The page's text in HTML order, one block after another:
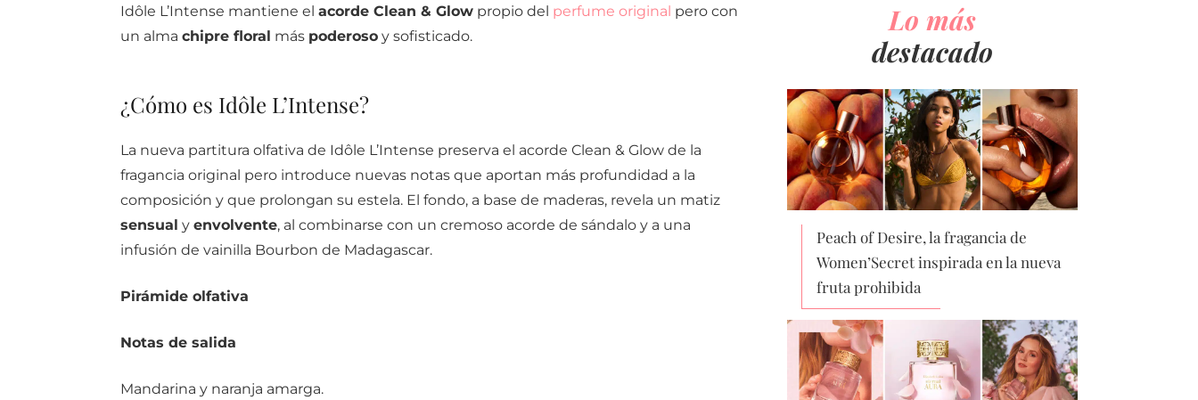
Idôle L’Intense mantiene el acorde Clean & Glowpropio del perfume original pero con
un alma chipre floral más poderosoy sofisticado.
¿Cómo es Idôle L’Intense?
La nueva partitura olfativa de Idôle L’Intense preserva el acorde Clean & Glow de la
fragancia original pero introduce nuevas notas que aportan más profundidad a la
composición y que prolongan su estela. El fondo, a base de maderas, revela un matiz
sensual y envolvente, al combinarse con un cremoso acorde de sándalo y a una
infusión de vainilla Bourbon de Madagascar.
Pirámide olfativa
Notas de salida
Mandarina y naranja amarga.
Lo más
destacado
Peach of Desire, la fragancia de
Women’Secret inspirada en la nueva
fruta prohibida